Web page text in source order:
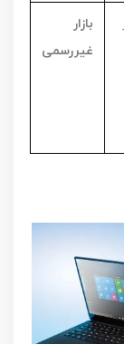
بازار
غیررسمی